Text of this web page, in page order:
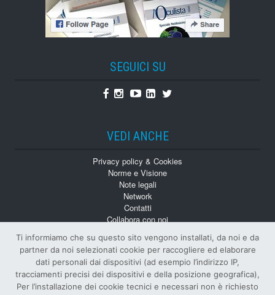
SEGUICI SU
Facebook
Instagram
YoutubeLinkedin
Twitter
VEDI ANCHE
Privacy policy & Cookies
Norme e Visione
Note legali
Network
Contatti
Collabora con noi
Numeri Arretrati
Ti informiamo che su questo sito vengono installati, da noi e da
partner da noi selezionati cookie per raccogliere ed elaborare
dati personali dai dispositivi (ad esempio l’indirizzo IP,
tracciamenti precisi dei dispositivi e della posizione geografica),
Per l’installazione dei cookie tecnici e necessari non è richiesto